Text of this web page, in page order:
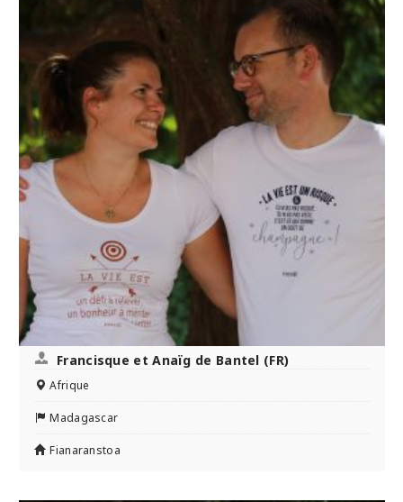
Francisque et Anaïg de Bantel (FR)
Afrique
Madagascar
Fianaranstoa